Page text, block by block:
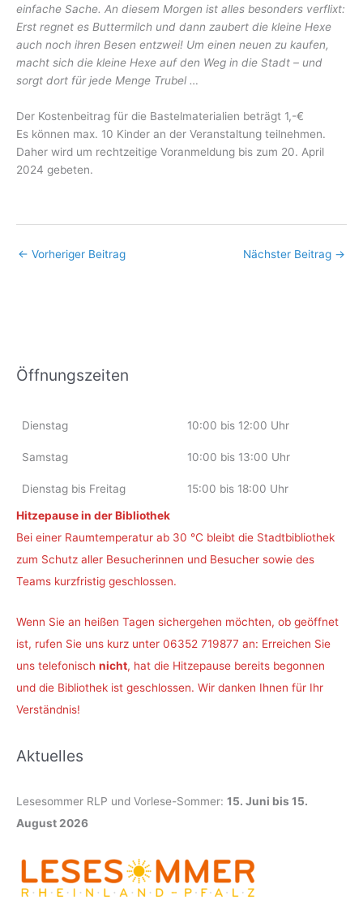
Öffnungszeiten
Dienstag 10:00 bis 12:00 Uhr
Samstag 10:00 bis 13:00 Uhr
Dienstag bis Freitag 15:00 bis 18:00 Uhr
Hitzepause in der Bibliothek
Bei einer Raumtemperatur ab 30 °C bleibt die Stadtbibliothek
zum Schutz aller Besucherinnen und Besucher sowie des
Teams kurzfristig geschlossen.
Wenn Sie an heißen Tagen sichergehen möchten, ob geöffnet
ist, rufen Sie uns kurz unter 06352 719877 an: Erreichen Sie
uns telefonisch nicht, hat die Hitzepause bereits begonnen
und die Bibliothek ist geschlossen. Wir danken Ihnen für Ihr
Verständnis!
Aktuelles
Lesesommer RLP und Vorlese-Sommer: 15. Juni bis 15.
August 2026
einfache Sache. An diesem Morgen ist alles besonders verflixt:
Erst regnet es Buttermilch und dann zaubert die kleine Hexe
auch noch ihren Besen entzwei! Um einen neuen zu kaufen,
macht sich die kleine Hexe auf den Weg in die Stadt – und
sorgt dort für jede Menge Trubel …
Der Kostenbeitrag für die Bastelmaterialien beträgt 1,-€
Es können max. 10 Kinder an der Veranstaltung teilnehmen.
Daher wird um rechtzeitige Voranmeldung bis zum 20. April
2024 gebeten.
← Vorheriger Beitrag Nächster Beitrag →